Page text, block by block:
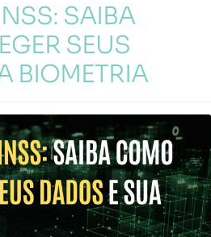
SAIBA
SEUS
BIOMETRIA